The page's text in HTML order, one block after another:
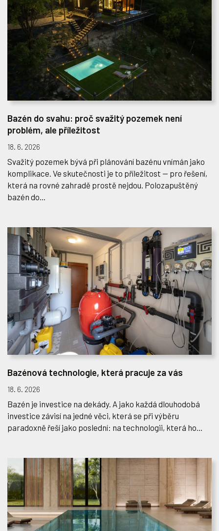
Bazén do svahu: proč svažitý pozemek není
problém, ale příležitost
18. 6. 2026
Svažitý pozemek bývá při plánování bazénu vnímán jako
komplikace. Ve skutečnosti je to příležitost — pro řešení,
která na rovné zahradě prostě nejdou. Polozapuštěný
bazén do...
Bazénová technologie, která pracuje za vás
18. 6. 2026
Bazén je investice na dekády. A jako každá dlouhodobá
investice závisí na jedné věci, která se při výběru
paradoxně řeší jako poslední: na technologii, která ho...